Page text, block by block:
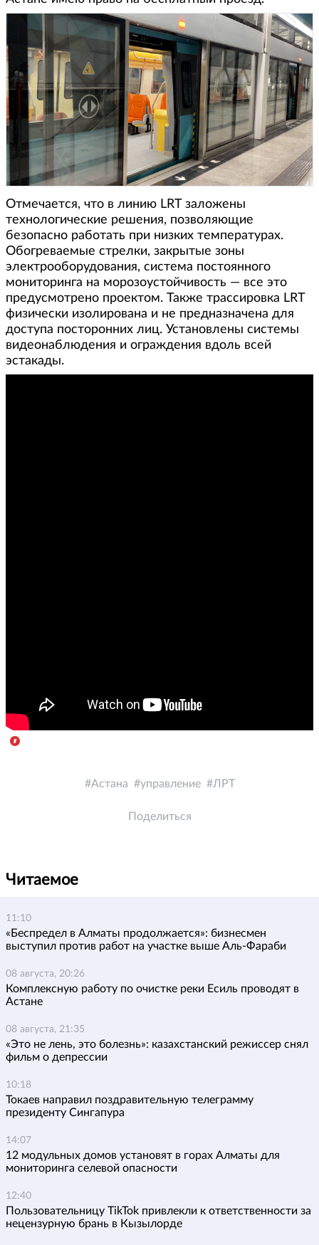
Отмечается, что в линию LRT заложены
технологические решения, позволяющие
безопасно работать при низких температурах.
Обогреваемые стрелки, закрытые зоны
электрооборудования, система постоянного
мониторинга на морозоустойчивость — все это
предусмотрено проектом. Также трассировка LRT
физически изолирована и не предназначена для
доступа посторонних лиц. Установлены системы
видеонаблюдения и ограждения вдоль всей
эстакады.
Астана управление ЛРТ
Поделиться
Читаемое
11:10
«Беспредел в Алматы продолжается»: бизнесмен
выступил против работ на участке выше Аль-Фараби
08 августа, 20:26
Комплексную работу по очистке реки Есиль проводят в
Астане
08 августа, 21:35
«Это не лень, это болезнь»: казахстанский режиссер снял
фильм о депрессии
10:18
Токаев направил поздравительную телеграмму
президенту Сингапура
14:07
12 модульных домов установят в горах Алматы для
мониторинга селевой опасности
12:40
Пользовательницу TikTok привлекли к ответственности за
нецензурную брань в Кызылорде